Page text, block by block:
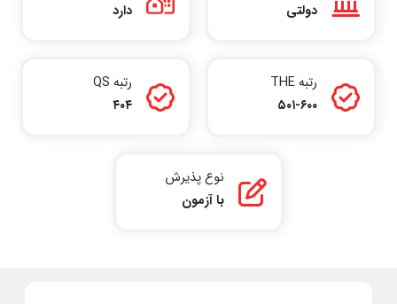
دولتی
دارد
رتبه THE
۵۰۱-۶۰۰
رتبه QS
۴۰۴
نوع پذیرش
با آزمون